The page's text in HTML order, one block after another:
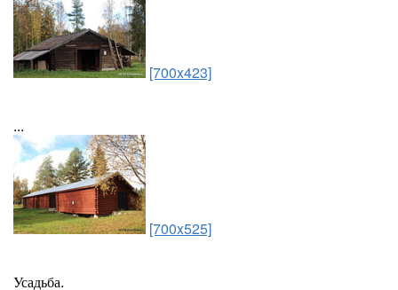
[700x423]
...
[700x525]
Усадьба.